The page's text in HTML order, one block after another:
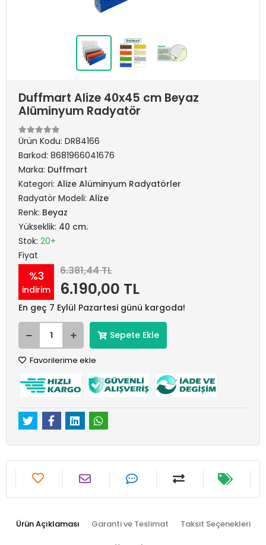
Duffmart Alize 40x45 cm Beyaz
Alüminyum Radyatör
Ürün Kodu: DR84166
Barkod: 8681966041676
Marka: Duffmart
Kategori: Alize Alüminyum Radyatörler
Radyatör Modeli: Alize
Renk: Beyaz
Yükseklik: 40 cm.
Stok: 20+
Fiyat
%3
indirim
6.381,44 TL
6.190,00 TL
En geç 7 Eylül Pazartesi günü kargoda!
Sepete Ekle
Favorilerime ekle
Ürün Açıklaması Garanti ve Teslimat Taksit Seçenekleri